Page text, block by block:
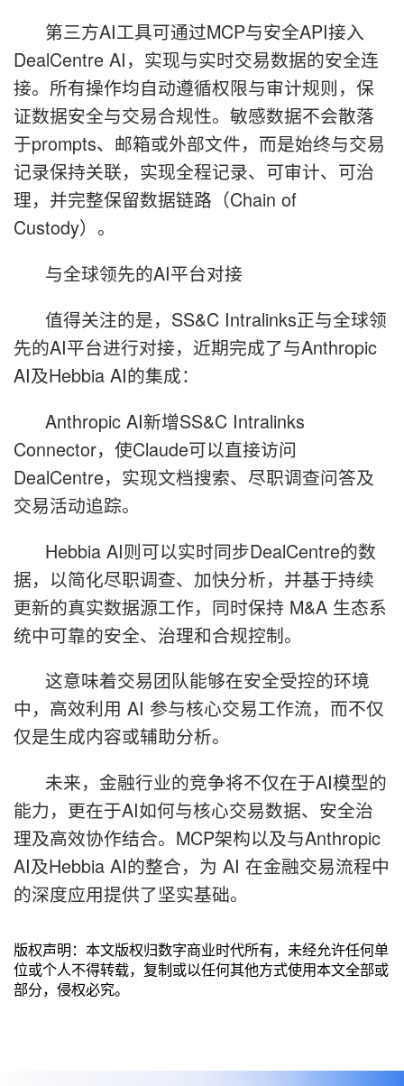
第三方AI工具可通过MCP与安全API接入
DealCentre AI，实现与实时交易数据的安全连
接。所有操作均自动遵循权限与审计规则，保
证数据安全与交易合规性。敏感数据不会散落
于prompts、邮箱或外部文件，而是始终与交易
记录保持关联，实现全程记录、可审计、可治
理，并完整保留数据链路（Chain of
Custody）。
与全球领先的AI平台对接
值得关注的是，SS&C Intralinks正与全球领
先的AI平台进行对接，近期完成了与Anthropic
AI及Hebbia AI的集成：
Anthropic AI新增SS&C Intralinks
Connector，使Claude可以直接访问
DealCentre，实现文档搜索、尽职调查问答及
交易活动追踪。
Hebbia AI则可以实时同步DealCentre的数
据，以简化尽职调查、加快分析，并基于持续
更新的真实数据源工作，同时保持 M&A 生态系
统中可靠的安全、治理和合规控制。
这意味着交易团队能够在安全受控的环境
中，高效利用 AI 参与核心交易工作流，而不仅
仅是生成内容或辅助分析。
未来，金融行业的竞争将不仅在于AI模型的
能力，更在于AI如何与核心交易数据、安全治
理及高效协作结合。MCP架构以及与Anthropic
AI及Hebbia AI的整合，为 AI 在金融交易流程中
的深度应用提供了坚实基础。
版权声明：本文版权归数字商业时代所有，未经允许任何单
位或个人不得转载，复制或以任何其他方式使用本文全部或
部分，侵权必究。